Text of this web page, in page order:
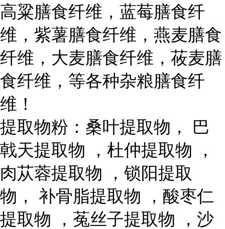
高粱膳食纤维，蓝莓膳食纤
维，紫薯膳食纤维，燕麦膳食
纤维，大麦膳食纤维，莜麦膳
食纤维，等各种杂粮膳食纤
维！
提取物粉：桑叶提取物， 巴
戟天提取物 ，杜仲提取物 ，
肉苁蓉提取物 ，锁阳提取
物， 补骨脂提取物 ，酸枣仁
提取物 ，菟丝子提取物 ，沙